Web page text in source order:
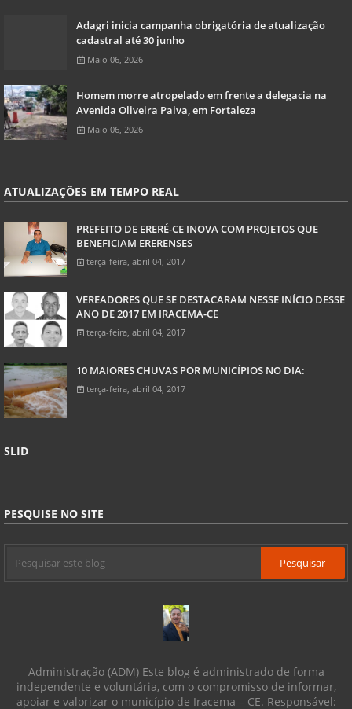
Adagri inicia campanha obrigatória de atualização
cadastral até 30 junho
Maio 06, 2026
Homem morre atropelado em frente a delegacia na
Avenida Oliveira Paiva, em Fortaleza
Maio 06, 2026
ATUALIZAÇÕES EM TEMPO REAL
PREFEITO DE ERERÉ-CE INOVA COM PROJETOS QUE
BENEFICIAM ERERENSES
terça-feira, abril 04, 2017
VEREADORES QUE SE DESTACARAM NESSE INÍCIO DESSE
ANO DE 2017 EM IRACEMA-CE
terça-feira, abril 04, 2017
10 MAIORES CHUVAS POR MUNICÍPIOS NO DIA:
terça-feira, abril 04, 2017
SLID
PESQUISE NO SITE
Administração (ADM) Este blog é administrado de forma
independente e voluntária, com o compromisso de informar,
apoiar e valorizar o município de Iracema – CE. Responsável: